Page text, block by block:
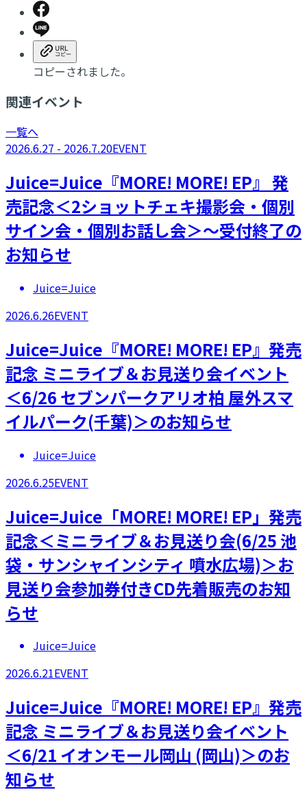
コピーされました。
関連イベント
一覧へ
2026.6.27 - 2026.7.20EVENT
Juice=Juice『MORE! MORE! EP』 発
売記念＜2ショットチェキ撮影会・個別
サイン会・個別お話し会＞～受付終了の
お知らせ
Juice=Juice
2026.6.26EVENT
Juice=Juice『MORE! MORE! EP』発売
記念 ミニライブ＆お見送り会イベント
＜6/26 セブンパークアリオ柏 屋外スマ
イルパーク(千葉)＞のお知らせ
Juice=Juice
2026.6.25EVENT
Juice=Juice「MORE! MORE! EP」発売
記念＜ミニライブ＆お見送り会(6/25 池
袋・サンシャインシティ 噴水広場)＞お
見送り会参加券付きCD先着販売のお知
らせ
Juice=Juice
2026.6.21EVENT
Juice=Juice『MORE! MORE! EP』発売
記念 ミニライブ＆お見送り会イベント
＜6/21 イオンモール岡山 (岡山)＞のお
知らせ